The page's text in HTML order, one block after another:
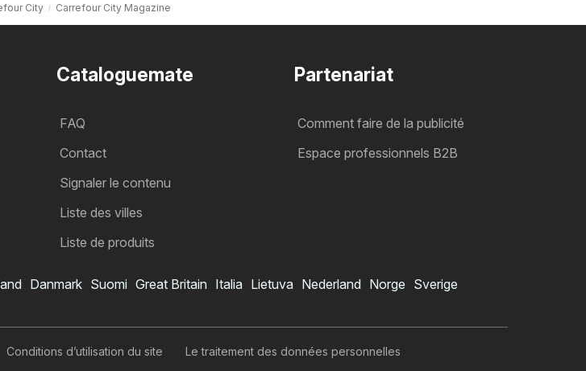
Carrefour City
au catalogue
City Carrefour City Magazine
Cataloguemate
FAQ
Contact
Signaler le contenu
Liste des villes
Liste de produits
Partenariat
Comment faire de la publicité
Espace professionnels B2B
Danmark Suomi Great Britain Italia Lietuva Nederland Norge Sverige
Conditions d’utilisation du site Le traitement des données personnelles